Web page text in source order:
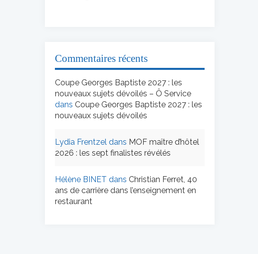
Commentaires récents
Coupe Georges Baptiste 2027 : les
nouveaux sujets dévoilés – Ô Service
dans Coupe Georges Baptiste 2027 : les
nouveaux sujets dévoilés
Lydia Frentzel dans MOF maître d’hôtel
2026 : les sept finalistes révélés
Hélène BINET dans Christian Ferret, 40
ans de carrière dans l’enseignement en
restaurant